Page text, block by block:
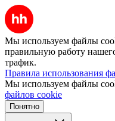
Мы используем файлы
правильную работу
трафик.
Правила использования
Мы используем файлы
файлов cookie
Понятно